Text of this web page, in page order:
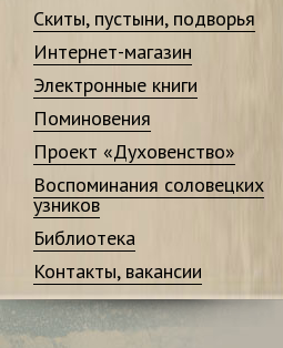
Скиты, пустыни, подворья
Интернет-магазин
Электронные книги
Поминовения
Проект «Духовенство»
Воспоминания соловецких
узников
Библиотека
Контакты, вакансии